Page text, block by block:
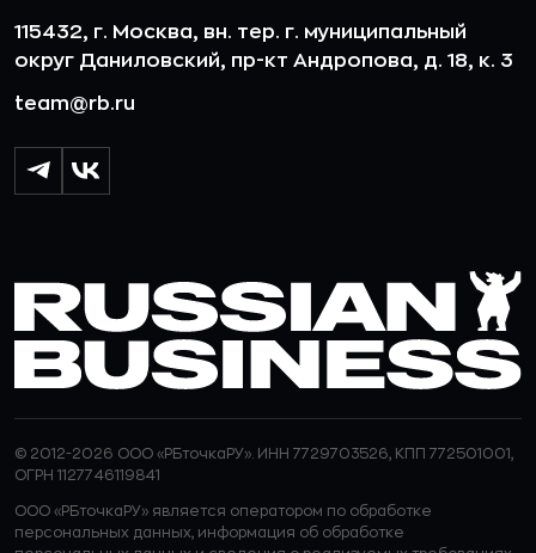
115432, г. Москва, вн. тер. г. муниципальный
округ Даниловский, пр-кт Андропова, д. 18, к. 3
team@rb.ru
© 2012-2026 ООО «РБточкаРУ». ИНН 7729703526, КПП 772501001,
ОГРН 1127746119841
ООО «РБточкаРУ» является оператором по обработке
персональных данных, информация об обработке